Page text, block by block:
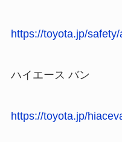
https://toyota.jp/
ハイエース バン
https://toyota.jp/